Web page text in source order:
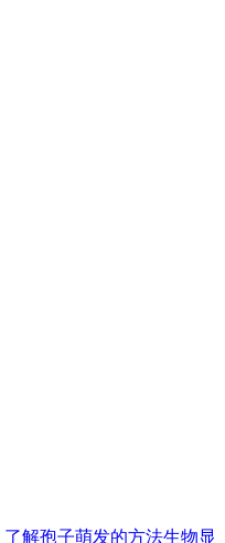
了解孢子萌发的方法生物显